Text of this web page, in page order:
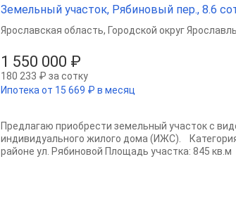
Земельный участок, Рябиновый пер., 8.6
1 550 000 ₽
180 233 ₽ за сотку
Ипотека от 15 669 ₽ в месяц
Ярославская область, Городской округ Ярославль
Предлагаю приобрести земельный участок с
индивидуального жилого дома (ИЖС).
районе ул. Рябиновой Площадь участка: 845